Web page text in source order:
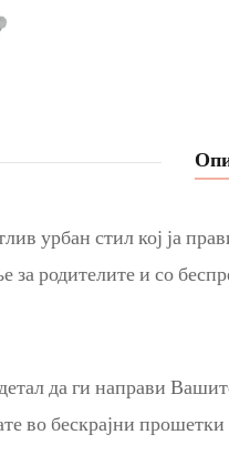
урбан стил кој ја
родителите и со
да ги направи
во бескрајни